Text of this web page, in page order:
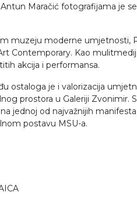
Maračić fotografijama je
muzeju moderne
Contemporary. Kao
akcija i performansa.
je i valorizacija
prostora u Galeriji
jednoj od najvažnijih
postavu MSU-a.